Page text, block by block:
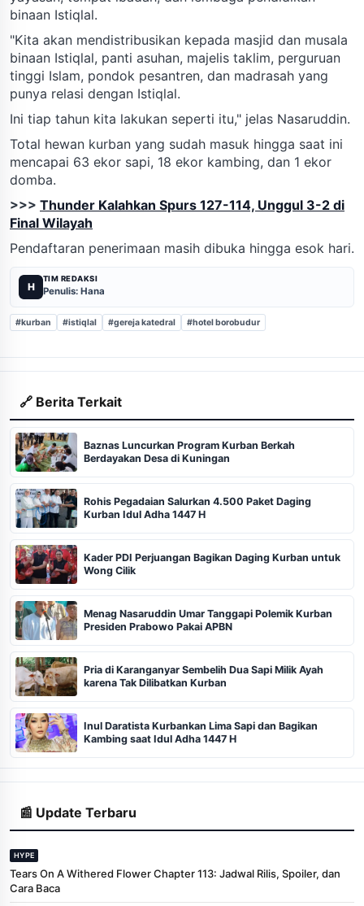
binaan Istiqlal.
"Kita akan mendistribusikan kepada masjid dan musala
binaan Istiqlal, panti asuhan, majelis taklim, perguruan
tinggi Islam, pondok pesantren, dan madrasah yang
punya relasi dengan Istiqlal.
Ini tiap tahun kita lakukan seperti itu," jelas Nasaruddin.
Total hewan kurban yang sudah masuk hingga saat ini
mencapai 63 ekor sapi, 18 ekor kambing, dan 1 ekor
domba.
>>> Thunder Kalahkan Spurs 127-114, Unggul 3-2 di
Final Wilayah
Pendaftaran penerimaan masih dibuka hingga esok hari.
H
TIM REDAKSI
Penulis: Hana
#kurban #istiqlal #gereja katedral #hotel borobudur
🔗 Berita Terkait
Baznas Luncurkan Program Kurban Berkah
Berdayakan Desa di Kuningan
Rohis Pegadaian Salurkan 4.500 Paket Daging
Kurban Idul Adha 1447 H
Kader PDI Perjuangan Bagikan Daging Kurban untuk
Wong Cilik
Menag Nasaruddin Umar Tanggapi Polemik Kurban
Presiden Prabowo Pakai APBN
Pria di Karanganyar Sembelih Dua Sapi Milik Ayah
karena Tak Dilibatkan Kurban
Inul Daratista Kurbankan Lima Sapi dan Bagikan
Kambing saat Idul Adha 1447 H
📰 Update Terbaru
HYPE
Tears On A Withered Flower Chapter 113: Jadwal Rilis, Spoiler, dan
Cara Baca